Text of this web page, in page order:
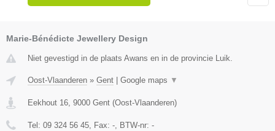
Marie-Bénédicte Jewellery Design
Niet gevestigd in de plaats Awans en in de provincie Luik.
Oost-Vlaanderen » Gent Google maps ▼
Eekhout 16, 9000 Gent (Oost-Vlaanderen)
Tel: 09 324 56 45, Fax: -, BTW-nr: -